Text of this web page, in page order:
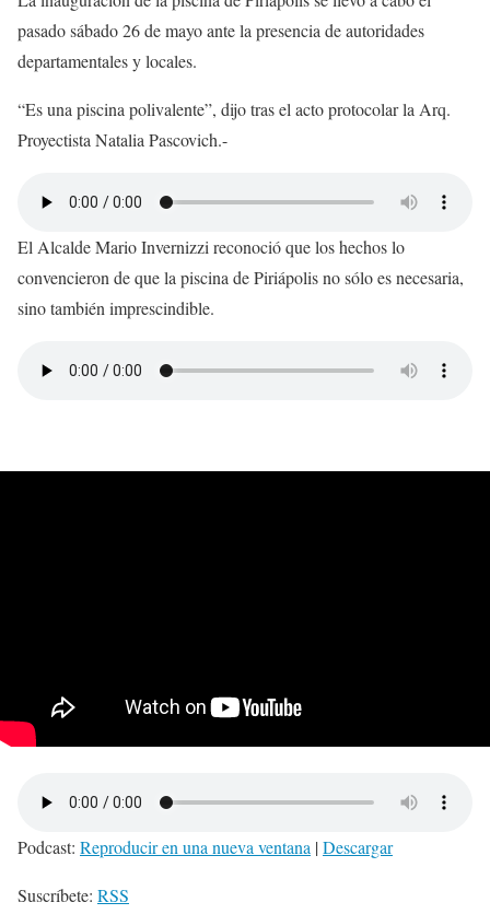
pasado sábado 26 de mayo ante la presencia de autoridades
departamentales y locales.
“Es una piscina polivalente”, dijo tras el acto protocolar la Arq.
Proyectista Natalia Pascovich.-
El Alcalde Mario Invernizzi reconoció que los hechos lo
convencieron de que la piscina de Piriápolis no sólo es necesaria,
sino también imprescindible.
Podcast: Reproducir en una nueva ventana |Descargar
Suscríbete: RSS